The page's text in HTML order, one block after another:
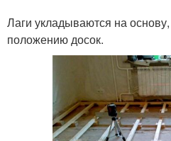
Лаги укладываются на
положению досок.